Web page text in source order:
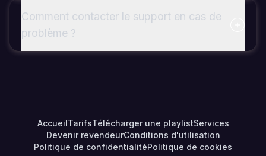
Comment contacter le support en cas de
problème ?
AccueilTarifsTélécharger une playlistServices
Devenir revendeurConditions d'utilisation
Politique de confidentialitéPolitique de cookies